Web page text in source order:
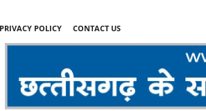
PRIVACY POLICY CONTACT US